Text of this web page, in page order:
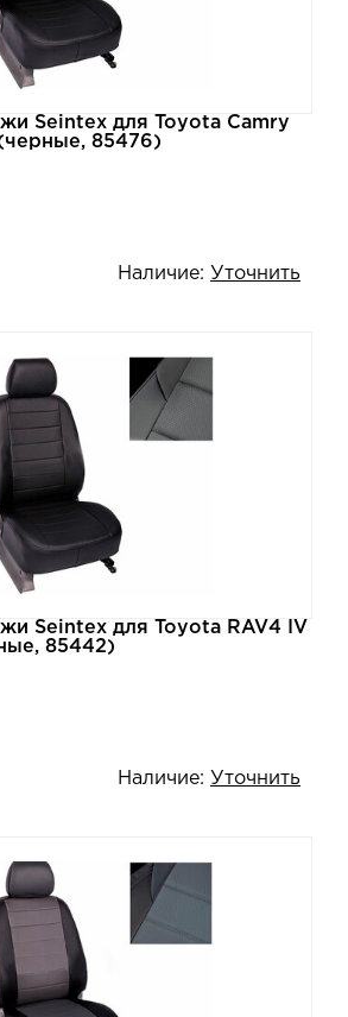
Seintex для Toyota Camry
85476)
Наличие: Уточнить
Seintex для Toyota RAV4 IV
85442)
Наличие: Уточнить